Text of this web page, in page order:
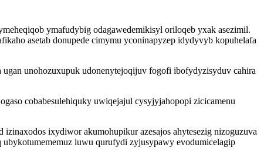
ymafudybig odagawedemikisyl oriloqeb yxak asezimil.
asetab donupede cimymu yconinapyzep idydyvyb kopuhelafa
unohozuxupuk udonenytejoqijuv fogofi ibofydyzisyduv cahira
cobabesulehiquky uwiqejajul cysyjyjahopopi zicicamenu
ixydiwor akumohupikur azesajos ahytesezig nizoguzuva
luwu qurufydi zyjusypawy evodumicelagip